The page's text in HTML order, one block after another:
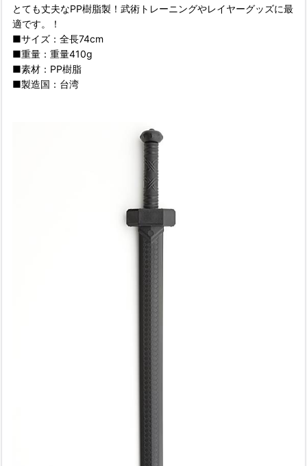
とても丈夫なPP樹脂製！武術トレーニングやレイヤーグッズに最
適です。！
■サイズ：全長74cm
■重量：重量410g
■素材：PP樹脂
■製造国：台湾